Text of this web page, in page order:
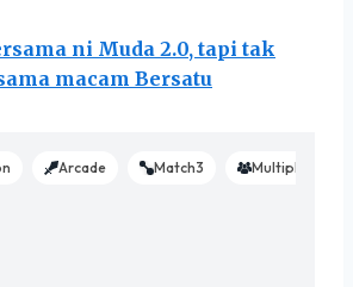
ni Muda 2.0, tapi tak
macam Bersatu